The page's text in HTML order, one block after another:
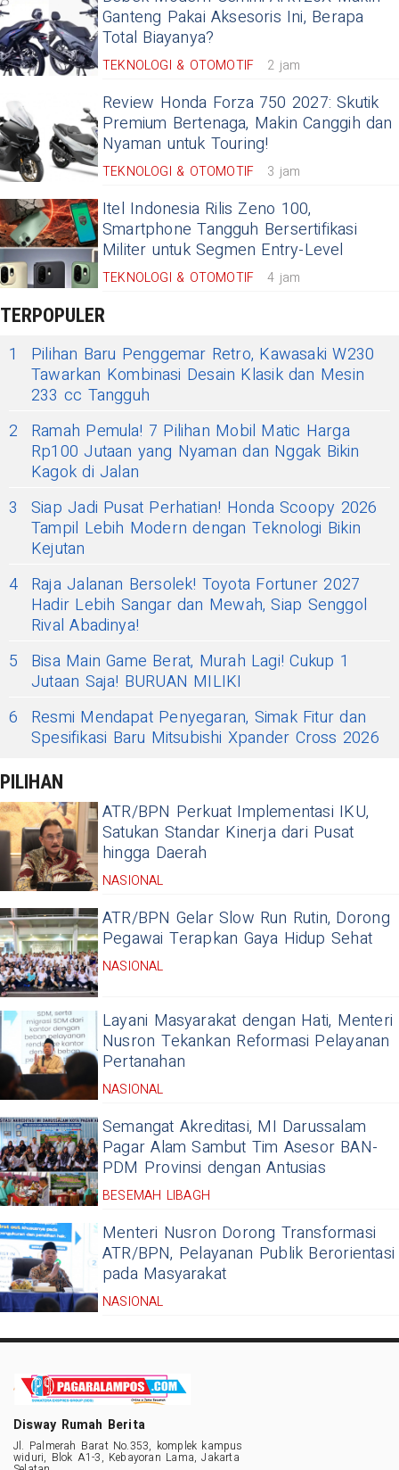
Ganteng Pakai Aksesoris Ini, Berapa
Total Biayanya?
TEKNOLOGI & OTOMOTIF 2 jam
Review Honda Forza 750 2027: Skutik
Premium Bertenaga, Makin Canggih dan
Nyaman untuk Touring!
TEKNOLOGI & OTOMOTIF 3 jam
Itel Indonesia Rilis Zeno 100,
Smartphone Tangguh Bersertifikasi
Militer untuk Segmen Entry-Level
TEKNOLOGI & OTOMOTIF 4 jam
TERPOPULER
1
Pilihan Baru Penggemar Retro, Kawasaki W230
Tawarkan Kombinasi Desain Klasik dan Mesin
233 cc Tangguh
2
Ramah Pemula! 7 Pilihan Mobil Matic Harga
Rp100 Jutaan yang Nyaman dan Nggak Bikin
Kagok di Jalan
3
Siap Jadi Pusat Perhatian! Honda Scoopy 2026
Tampil Lebih Modern dengan Teknologi Bikin
Kejutan
4 Raja Jalanan Bersolek! Toyota Fortuner 2027
Hadir Lebih Sangar dan Mewah, Siap Senggol
Rival Abadinya!
5
Bisa Main Game Berat, Murah Lagi! Cukup 1
Jutaan Saja! BURUAN MILIKI
6
Resmi Mendapat Penyegaran, Simak Fitur dan
Spesifikasi Baru Mitsubishi Xpander Cross 2026
PILIHAN
ATR/BPN Perkuat Implementasi IKU,
Satukan Standar Kinerja dari Pusat
hingga Daerah
NASIONAL
ATR/BPN Gelar Slow Run Rutin, Dorong
Pegawai Terapkan Gaya Hidup Sehat
NASIONAL
Layani Masyarakat dengan Hati, Menteri
Nusron Tekankan Reformasi Pelayanan
Pertanahan
NASIONAL
Semangat Akreditasi, MI Darussalam
Pagar Alam Sambut Tim Asesor BAN-
PDM Provinsi dengan Antusias
BESEMAH LIBAGH
Menteri Nusron Dorong Transformasi
ATR/BPN, Pelayanan Publik Berorientasi
pada Masyarakat
NASIONAL
Disway Rumah Berita
Jl. Palmerah Barat No.353, komplek kampus
widuri, Blok A1-3, Kebayoran Lama, Jakarta